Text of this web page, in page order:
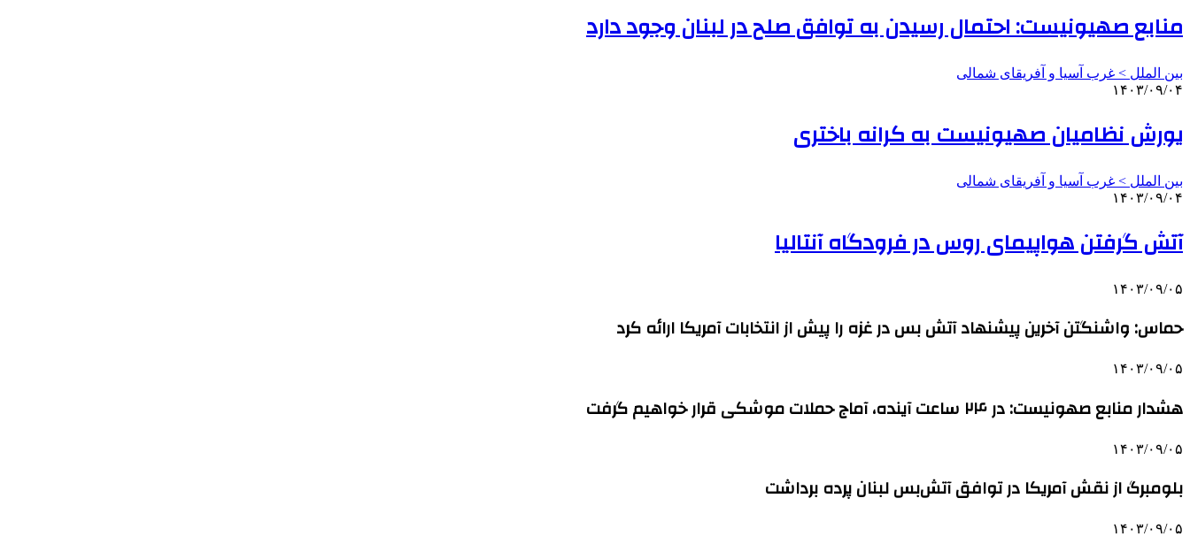
منابع صهیونیست: احتمال رسیدن به توافق صلح در لبنان وجود دارد
بین الملل > غرب آسیا و آفریقای شمالی
۱۴۰۳/۰۹/۰۴
یورش نظامیان صهیونیست به کرانه باختری
بین الملل > غرب آسیا و آفریقای شمالی
۱۴۰۳/۰۹/۰۴
آتش گرفتن هواپیمای روس در فرودگاه آنتالیا
۱۴۰۳/۰۹/۰۵
حماس: واشنگتن آخرین پیشنهاد آتش بس در غزه را پیش از انتخابات آمریکا ارائه کرد
۱۴۰۳/۰۹/۰۵
هشدار منابع صهونیست: در ۲۴ ساعت آینده، آماج حملات موشکی قرار خواهیم گرفت
۱۴۰۳/۰۹/۰۵
بلومبرگ از نقش آمریکا در توافق آتش‌بس لبنان پرده برداشت
۱۴۰۳/۰۹/۰۵